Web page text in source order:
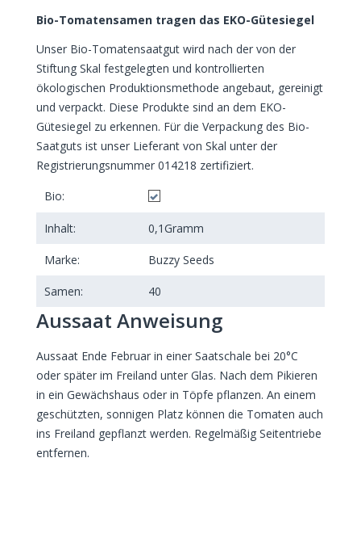
Bio-Tomatensamen tragen das EKO-Gütesiegel
Unser Bio-Tomatensaatgut wird nach der von der
Stiftung Skal festgelegten und kontrollierten
ökologischen Produktionsmethode angebaut, gereinigt
und verpackt. Diese Produkte sind an dem EKO-
Gütesiegel zu erkennen. Für die Verpackung des Bio-
Saatguts ist unser Lieferant von Skal unter der
Registrierungsnummer 014218 zertifiziert.
Bio:
Inhalt: 0,1Gramm
Marke: Buzzy Seeds
Samen: 40
Aussaat Anweisung
Aussaat Ende Februar in einer Saatschale bei 20°C
oder später im Freiland unter Glas. Nach dem Pikieren
in ein Gewächshaus oder in Töpfe pflanzen. An einem
geschützten, sonnigen Platz können die Tomaten auch
ins Freiland gepflanzt werden. Regelmäßig Seitentriebe
entfernen.